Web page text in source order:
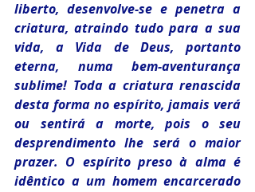
liberto, desenvolve-se e penetra a
criatura, atraindo tudo para a sua
vida, a Vida de Deus, portanto
eterna, numa bem-aventurança
sublime! Toda a criatura renascida
desta forma no espírito, jamais verá
ou sentirá a morte, pois o seu
desprendimento lhe será o maior
prazer. O espírito preso à alma é
idêntico a um homem encarcerado